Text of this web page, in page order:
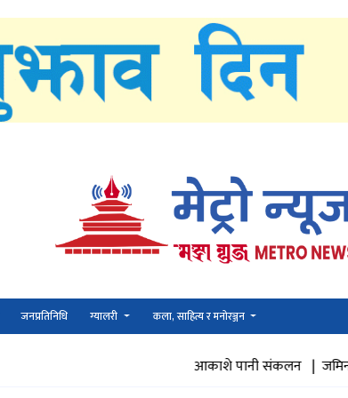
जनप्रतिनिधि ग्यालरी कला, साहित्य र मनोरञ्जन
आकाशे पानी संकलन |जमिनमा पानी